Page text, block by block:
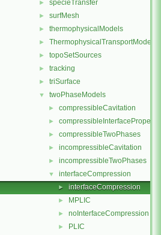
► specieTransfer
► surfMesh
► thermophysicalModels
► ThermophysicalTransportModels
► topoSetSources
► tracking
► triSurface
▼ twoPhaseModels
► compressibleCavitation
► compressibleInterfaceProperties
► compressibleTwoPhases
► incompressibleCavitation
► incompressibleTwoPhases
▼ interfaceCompression
► interfaceCompression
► MPLIC
► noInterfaceCompression
► PLIC